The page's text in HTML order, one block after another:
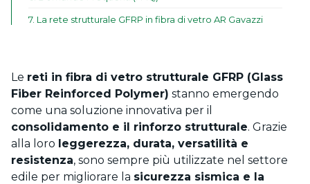
7. La rete strutturale GFRP in fibra di vetro AR Gavazzi
Le reti in fibra di vetro strutturale GFRP (Glass
Fiber Reinforced Polymer) stanno emergendo
come una soluzione innovativa per il
consolidamento e il rinforzo strutturale. Grazie
alla loro leggerezza, durata, versatilità e
resistenza, sono sempre più utilizzate nel settore
edile per migliorare la sicurezza sismica e la